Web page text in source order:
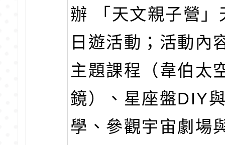
辦 「天文親子營」
日遊活動；活動內
主題課程（韋伯太
鏡）、星座盤DIY
學、參觀宇宙劇場